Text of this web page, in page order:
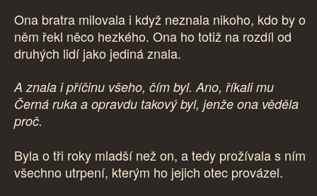
Ona bratra milovala i když neznala nikoho, kdo by o
něm řekl něco hezkého. Ona ho totiž na rozdíl od
druhých lidí jako jediná znala.
A znala i příčinu všeho, čím byl. Ano, říkali mu
Černá ruka a opravdu takový byl, jenže ona věděla
proč.
Byla o tři roky mladší než on, a tedy prožívala s ním
všechno utrpení, kterým ho jejich otec provázel.